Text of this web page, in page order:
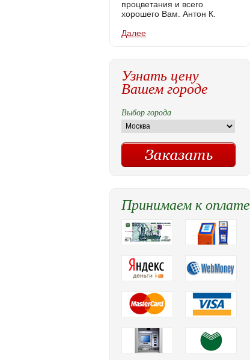
процветания и всего
хорошего Вам. Антон К.
Далее
Узнать цену
Вашем городе
Выбор города
Принимаем к оплате